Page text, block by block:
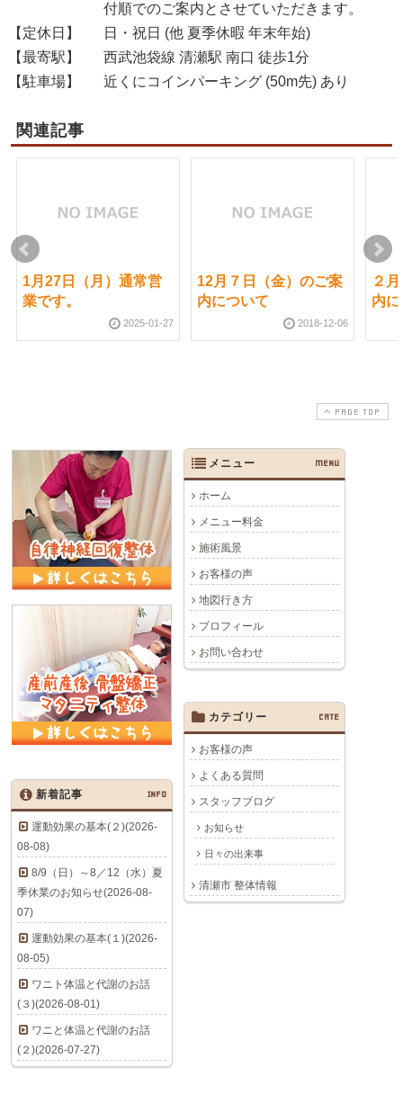
付順でのご案内とさせていただきます。
【定休日】
日・祝日 (他 夏季休暇 年末年始)
【最寄駅】
西武池袋線 清瀬駅 南口 徒歩1分
【駐車場】
近くにコインパーキング (50m先) あり
関連記事
1月27日（月）通常営
業です。
2025-01-27
12月７日（金）のご案
内について
2018-12-06
２
内
PAGE TOP
メニュー MENU
ホーム
メニュー料金
施術風景
お客様の声
地図行き方
プロフィール
お問い合わせ
カテゴリー CATE
お客様の声
よくある質問
スタッフブログ
お知らせ
日々の出来事
清瀬市 整体情報
新着記事 INFO
運動効果の基本(２)(2026-
08-08)
8/9（日）～8／12（水）夏
季休業のお知らせ(2026-08-
07)
運動効果の基本(１)(2026-
08-05)
ワニト体温と代謝のお話
(３)(2026-08-01)
ワニと体温と代謝のお話
(２)(2026-07-27)